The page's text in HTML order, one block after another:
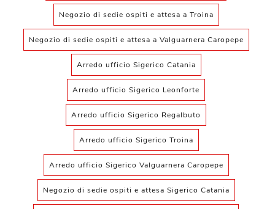
Negozio di sedie ospiti e attesa a Troina
Negozio di sedie ospiti e attesa a Valguarnera Caropepe
Arredo ufficio Sigerico Catania
Arredo ufficio Sigerico Leonforte
Arredo ufficio Sigerico Regalbuto
Arredo ufficio Sigerico Troina
Arredo ufficio Sigerico Valguarnera Caropepe
Negozio di sedie ospiti e attesa Sigerico Catania